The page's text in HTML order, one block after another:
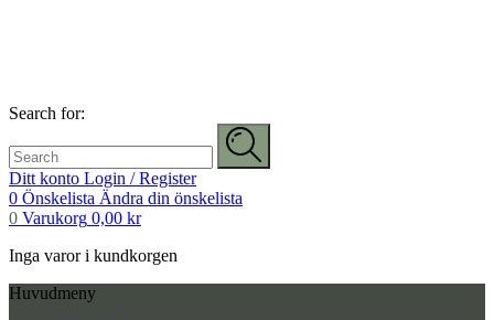
Search for:
Ditt konto Login / Register
0 Önskelista Ändra din önskelista
0 Varukorg 0,00 kr
Inga varor i kundkorgen
Huvudmeny